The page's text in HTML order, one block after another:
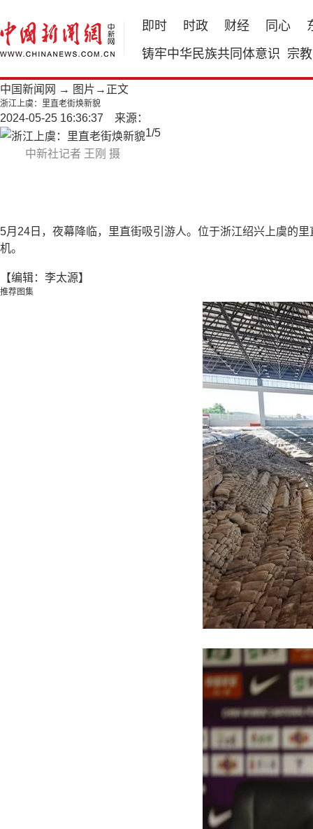
即时 时政 财经 同心
铸牢中华民族共同体意识 宗教
中国新闻网 → 图片 →正文
浙江上虞：里直老街焕新貌
2024-05-25 16:36:37 来源：
中新社记者 王刚 摄
1/5
5月24日，夜幕降临，里直街吸引游人。位于浙江绍兴上虞的
机。
【编辑：李太源】
推荐图集